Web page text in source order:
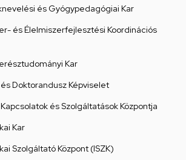
és Gyógypedagógiai Kar
és Élelmiszerfejlesztési Koordinációs
Kar
Doktorandusz Képviselet
és Szolgáltatások Központja
Kar
Szolgáltató Központ (ISZK)